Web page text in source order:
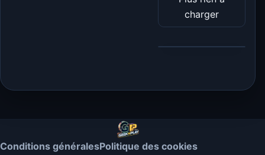
charger
Conditions généralesPolitique des cookies